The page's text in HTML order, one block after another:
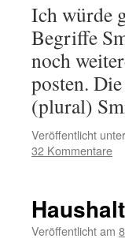
Ich würde
Begriffe
noch
posten.
(plural)
Veröffentlicht unter
32 Kommentare
Veröffentlicht am